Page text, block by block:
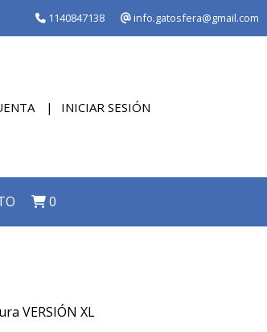
1140847138 info.gatosfera@gmail.com
INICIAR SESIÓN
0
VERSIÓN XL